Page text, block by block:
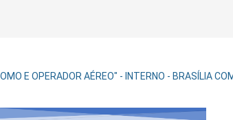
E OPERADOR AÉREO" - INTERNO - BRASÍLIA